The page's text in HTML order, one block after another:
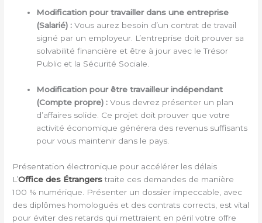
Modification pour travailler dans une entreprise
(Salarié) : Vous aurez besoin d’un contrat de travail
signé par un employeur. L’entreprise doit prouver sa
solvabilité financière et être à jour avec le Trésor
Public et la Sécurité Sociale.
Modification pour être travailleur indépendant
(Compte propre) : Vous devrez présenter un plan
d’affaires solide. Ce projet doit prouver que votre
activité économique générera des revenus suffisants
pour vous maintenir dans le pays.
Présentation électronique pour accélérer les délais
L’Office des Étrangerstraite ces demandes de manière
100 % numérique. Présenter un dossier impeccable, avec
des diplômes homologués et des contrats corrects, est vital
pour éviter des retards qui mettraient en péril votre offre